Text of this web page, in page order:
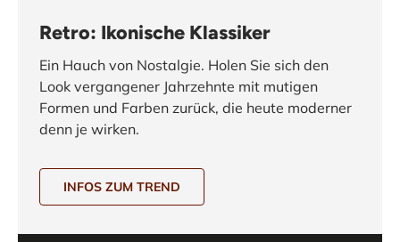
Retro: Ikonische Klassiker
Ein Hauch von Nostalgie. Holen Sie sich den
Look vergangener Jahrzehnte mit mutigen
Formen und Farben zurück, die heute moderner
denn je wirken.
INFOS ZUM TREND